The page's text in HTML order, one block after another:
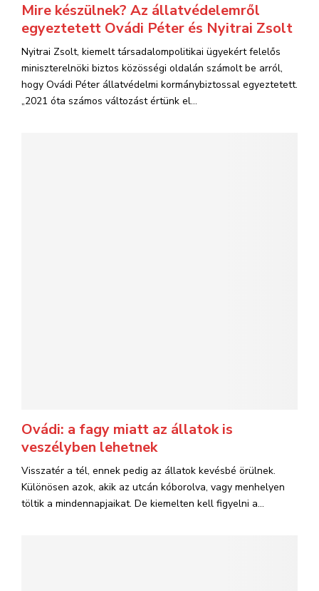
Mire készülnek? Az állatvédelemről
egyeztetett Ovádi Péter és Nyitrai Zsolt
Nyitrai Zsolt, kiemelt társadalompolitikai ügyekért felelős
miniszterelnöki biztos közösségi oldalán számolt be arról,
hogy Ovádi Péter állatvédelmi kormánybiztossal egyeztetett.
„2021 óta számos változást értünk el...
Ovádi: a fagy miatt az állatok is
veszélyben lehetnek
Visszatér a tél, ennek pedig az állatok kevésbé örülnek.
Különösen azok, akik az utcán kóborolva, vagy menhelyen
töltik a mindennapjaikat. De kiemelten kell figyelni a...